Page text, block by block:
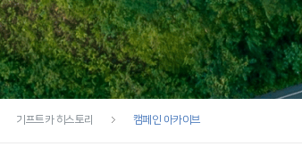
기프트카 히스토리 캠페인 아카이브